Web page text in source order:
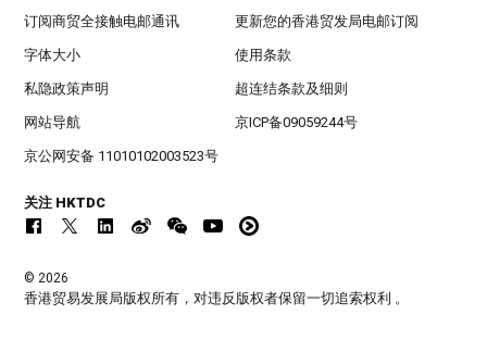
订阅商贸全接触电邮通讯 更新您的香港贸发局电邮订阅
字体大小 使用条款
私隐政策声明 超连结条款及细则
网站导航 京ICP备09059244号
京公网安备 11010102003523号
关注 HKTDC
© 2026
香港贸易发展局版权所有，对违反版权者保留一切追索权利 。